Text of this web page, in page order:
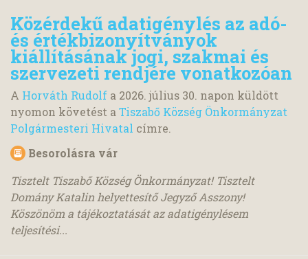
Közérdekű adatigénylés az adó-
és értékbizonyítványok
kiállításának jogi, szakmai és
szervezeti rendjére vonatkozóan
A Horváth Rudolf a 2026. július 30. napon küldött
nyomon követést a Tiszabő Község Önkormányzat
Polgármesteri Hivatal címre.
Besorolásra vár
Tisztelt Tiszabő Község Önkormányzat! Tisztelt
Domány Katalin helyettesítő Jegyző Asszony!
Köszönöm a tájékoztatását az adatigénylésem
teljesítési...